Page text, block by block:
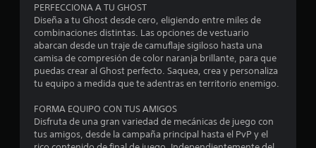
.
1
4
e
s
PERFECCIONA A TU GHOST
Diseña a tu Ghost desde cero, eligiendo entre miles de
combinaciones distintas. Las opciones de vestuario
abarcan desde un traje de camuflaje sigiloso hasta una
camisa de compresión de color naranja brillante, para que
puedas crear al Ghost perfecto. Saquea, crea y personaliza
tu equipo a medida que te adentras en territorio enemigo.
FORMA EQUIPO CON TUS AMIGOS
Disfruta de una gran variedad de mecánicas de juego con
tus amigos, desde la campaña principal hasta el PvP y el